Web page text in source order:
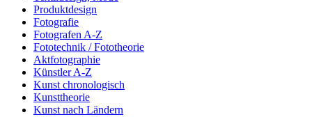
Produktdesign
Fotografie
Fotografen A-Z
Fototechnik / Fototheorie
Aktfotographie
Künstler A-Z
Kunst chronologisch
Kunsttheorie
Kunst nach Ländern